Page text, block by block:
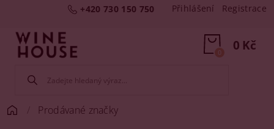
+420 730 150 750 Přihlášení Registrace
0 Kč
0
Prodávané značky